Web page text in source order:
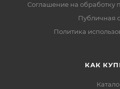
Соглашение на обработку
Публичная
Политика
КАК